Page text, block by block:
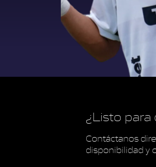
¿Listo para
Contáctanos
disponibilidad y